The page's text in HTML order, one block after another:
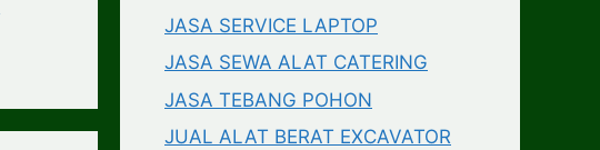
JASA SERVICE LAPTOP
JASA SEWA ALAT CATERING
JASA TEBANG POHON
JUAL ALAT BERAT EXCAVATOR